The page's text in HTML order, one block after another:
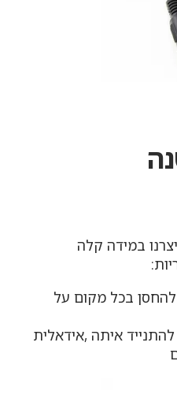
במידה קלה
בכל מקום על
איתה ,אידאלית